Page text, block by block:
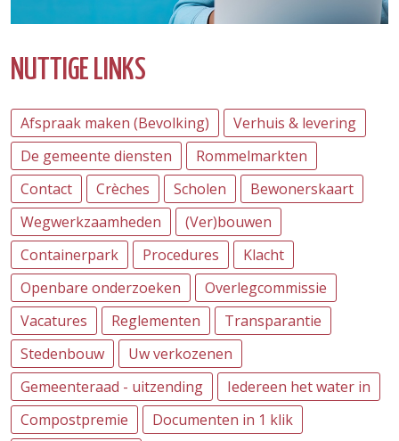
NUTTIGE LINKS
Afspraak maken (Bevolking)
Verhuis & levering
De gemeente diensten
Rommelmarkten
Contact
Crèches Scholen
Bewonerskaart
Wegwerkzaamheden
(Ver)bouwen
Containerpark
Procedures
Klacht
Openbare onderzoeken
Overlegcommissie
Vacatures
Reglementen
Transparantie
Stedenbouw
Uw verkozenen
Gemeenteraad - uitzending
Iedereen het water in
Compostpremie
Documenten in 1 klik